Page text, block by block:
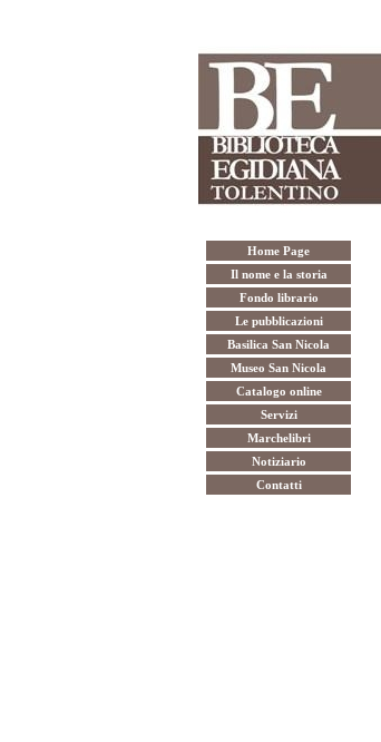
Home Page
Il nome e la storia
Fondo librario
Le pubblicazioni
Basilica San Nicola
Museo San Nicola
Catalogo online
Servizi
Marchelibri
Notiziario
Contatti